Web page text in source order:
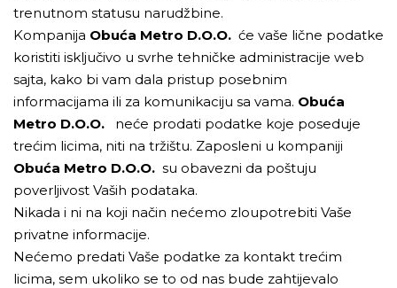
trenutnom statusu narudžbine.
Kompanija Obuća Metro D.O.O. će vaše lične podatke
koristiti isključivo u svrhe tehničke administracije web
sajta, kako bi vam dala pristup posebnim
informacijama ili za komunikaciju sa vama. Obuća
Metro D.O.O. neće prodati podatke koje poseduje
trećim licima, niti na tržištu. Zaposleni u kompaniji
Obuća Metro D.O.O. su obavezni da poštuju
poverljivost Vaših podataka.
Nikada i ni na koji način nećemo zloupotrebiti Vaše
privatne informacije.
Nećemo predati Vaše podatke za kontakt trećim
licima, sem ukoliko se to od nas bude zahtijevalo